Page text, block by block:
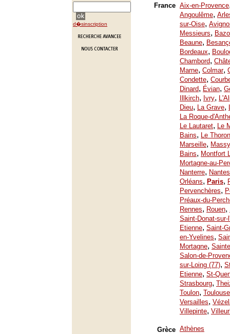
d�sinscription
France Aix-en-Provence
Angoulême,
sur-Oise,
Messieurs,
Beaune,
Bordeaux,
Chambord,
Marne, Colmar,
Condette,
Dinard, Évian,
Illkirch, Ivry,
Dieu, La Grave,
La Roque-
Le Lautaret, Le
Bains, Le
Marseille, Massy
Bains, Montfort
Mortagne-au-
Nanterre, Nantes
Orléans, Paris,
Pervenchères,
Préaux-du-
Rennes, Rouen,
Saint-Donat-sur-
Etienne, Saint-
en-Yvelines,
Mortagne,
Salon-de-
sur-Loing (77),
Etienne, St-
Strasbourg,
Toulon, Toulouse
Versailles,
Villepinte,
Grèce Athènes